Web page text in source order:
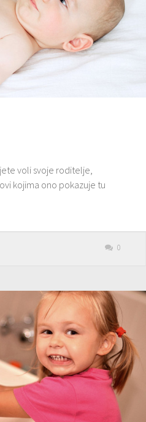
voli svoje roditelje,
kojima ono pokazuje tu
0